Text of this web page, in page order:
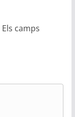
Els camps